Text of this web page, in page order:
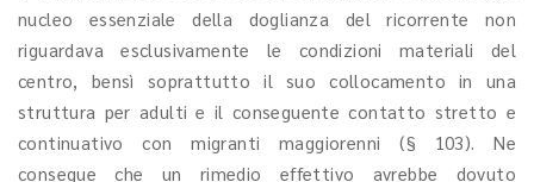
nucleo essenziale della doglianza del ricorrente non
riguardava esclusivamente le condizioni materiali del
centro, bensì soprattutto il suo collocamento in una
struttura per adulti e il conseguente contatto stretto e
continuativo con migranti maggiorenni (§ 103). Ne
consegue che un rimedio effettivo avrebbe dovuto